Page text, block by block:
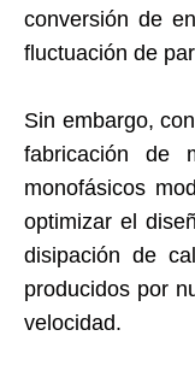
conversión de
fluctuación de
Sin embargo,
fabricación de
monofásicos
optimizar el
disipación de
producidos por
velocidad.